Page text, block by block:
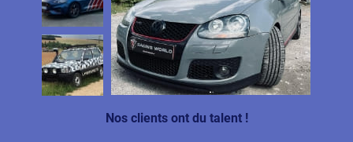
Nos clients ont du talent !